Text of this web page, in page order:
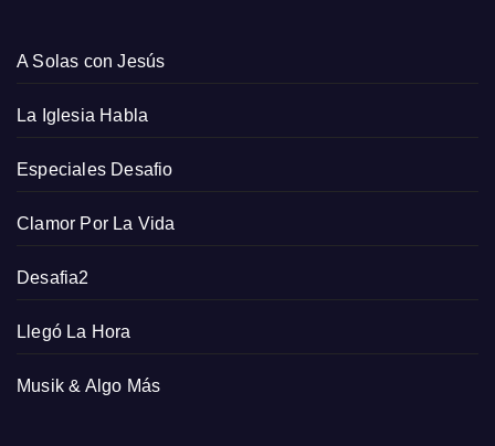
A Solas con Jesús
La Iglesia Habla
Especiales Desafio
Clamor Por La Vida
Desafia2
Llegó La Hora
Musik & Algo Más